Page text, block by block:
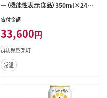
ー（機能性表示食品）350ml×24本
入り×2ケース [ノンアルコールビー
寄付金額
33,600円
群馬県邑楽町
常温